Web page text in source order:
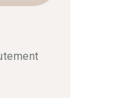
les
pour toute
est idéal
AWS